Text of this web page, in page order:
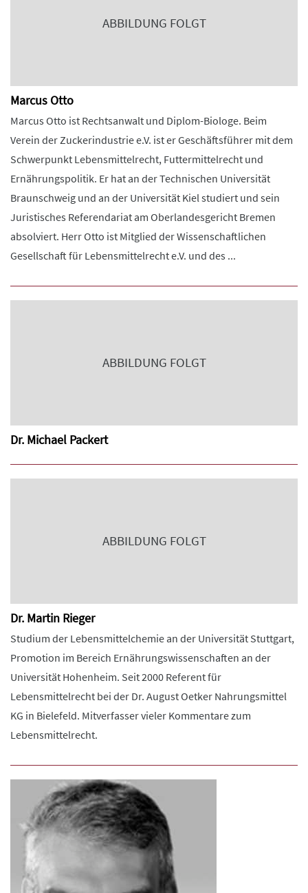
ABBILDUNG FOLGT
Marcus Otto
Marcus Otto ist Rechtsanwalt und Diplom-Biologe. Beim
Verein der Zuckerindustrie e.V. ist er Geschäftsführer mit dem
Schwerpunkt Lebensmittelrecht, Futtermittelrecht und
Ernährungspolitik. Er hat an der Technischen Universität
Braunschweig und an der Universität Kiel studiert und sein
Juristisches Referendariat am Oberlandesgericht Bremen
absolviert. Herr Otto ist Mitglied der Wissenschaftlichen
Gesellschaft für Lebensmittelrecht e.V. und des ...
ABBILDUNG FOLGT
Dr. Michael Packert
ABBILDUNG FOLGT
Dr. Martin Rieger
Studium der Lebensmittelchemie an der Universität Stuttgart,
Promotion im Bereich Ernährungswissenschaften an der
Universität Hohenheim. Seit 2000 Referent für
Lebensmittelrecht bei der Dr. August Oetker Nahrungsmittel
KG in Bielefeld. Mitverfasser vieler Kommentare zum
Lebensmittelrecht.